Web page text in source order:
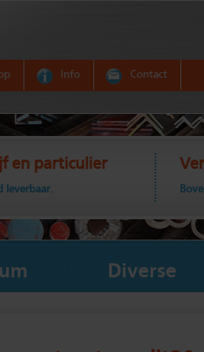
Info Contact
en particulier
leverbaar.
Diverse